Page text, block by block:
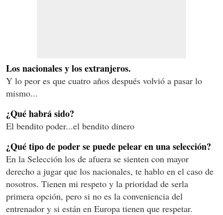
Los nacionales y los extranjeros.
Y lo peor es que cuatro años después volvió a pasar lo
mismo...
¿Qué habrá sido?
El bendito poder...el bendito dinero
¿Qué tipo de poder se puede pelear en una selección?
En la Selección los de afuera se sienten con mayor
derecho a jugar que los nacionales, te hablo en el caso de
nosotros. Tienen mi respeto y la prioridad de serla
primera opción, pero si no es la conveniencia del
entrenador y si están en Europa tienen que respetar.